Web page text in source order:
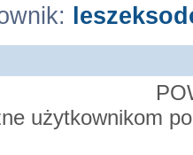
użytkownikom